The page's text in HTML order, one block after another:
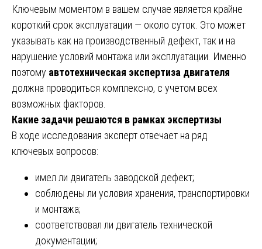
Ключевым моментом в вашем случае является крайне
короткий срок эксплуатации — около суток. Это может
указывать как на производственный дефект, так и на
нарушение условий монтажа или эксплуатации. Именно
поэтому автотехническая экспертиза двигателя
должна проводиться комплексно, с учетом всех
возможных факторов.
Какие задачи решаются в рамках экспертизы
В ходе исследования эксперт отвечает на ряд
ключевых вопросов:
имел ли двигатель заводской дефект;
соблюдены ли условия хранения, транспортировки
и монтажа;
соответствовал ли двигатель технической
документации;